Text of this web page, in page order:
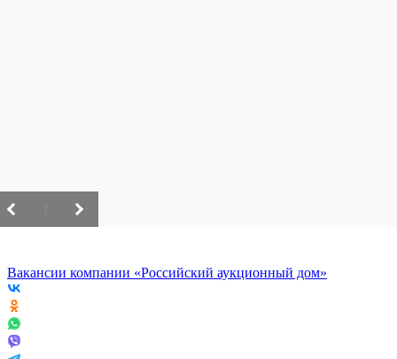
Вакансии компании «Российский аукционный дом»